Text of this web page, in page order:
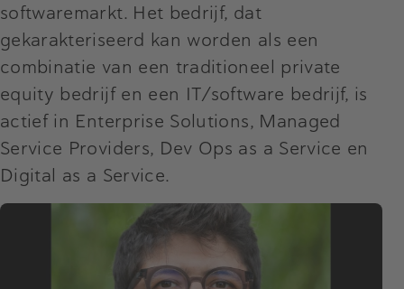
softwaremarkt. Het bedrijf, dat
gekarakteriseerd kan worden als een
combinatie van een traditioneel private
equity bedrijf en een IT/software bedrijf, is
actief in Enterprise Solutions, Managed
Service Providers, Dev Ops as a Service en
Digital as a Service.